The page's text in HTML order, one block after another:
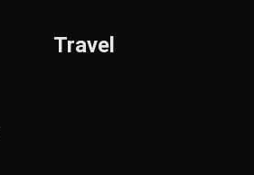
Travel